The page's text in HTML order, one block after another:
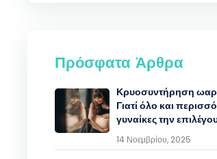
Πρόσφατα Άρθρα
Κρυοσυντήρηση
Γιατί όλο και
γυναίκες την
14 Νοεμβρίου, 2025